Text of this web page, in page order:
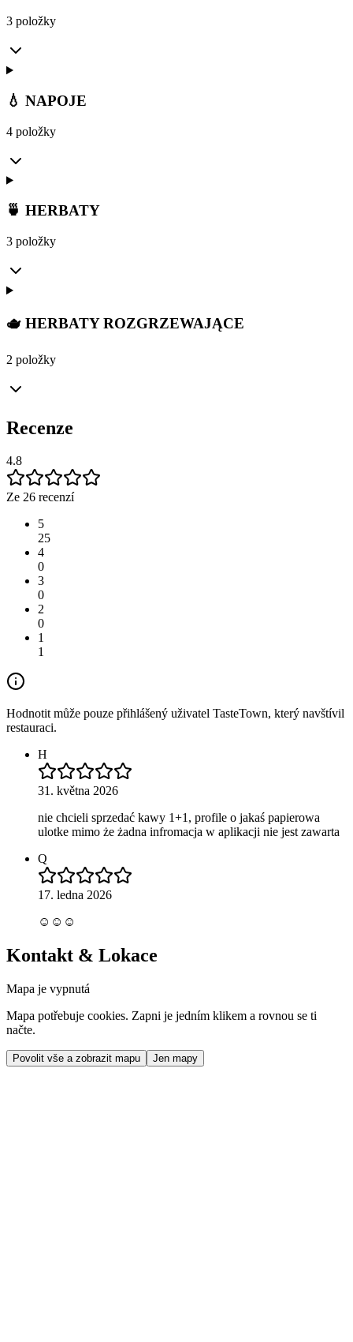
3 položky
💧 NAPOJE
4 položky
🍵 HERBATY
3 položky
🫖 HERBATY ROZGRZEWAJĄCE
2 položky
Recenze
4.8
Ze 26 recenzí
5
25
4
0
3
0
2
0
1
1
Hodnotit může pouze přihlášený uživatel TasteTown, který navštívil
restauraci.
H
31. května 2026
nie chcieli sprzedać kawy 1+1, profile o jakaś papierowa
ulotke mimo że żadna infromacja w aplikacji nie jest zawarta
Q
17. ledna 2026
☺️☺️☺️
Kontakt & Lokace
Mapa je vypnutá
Mapa potřebuje cookies. Zapni je jedním klikem a rovnou se ti
načte.
Povolit vše a zobrazit mapu Jen mapy